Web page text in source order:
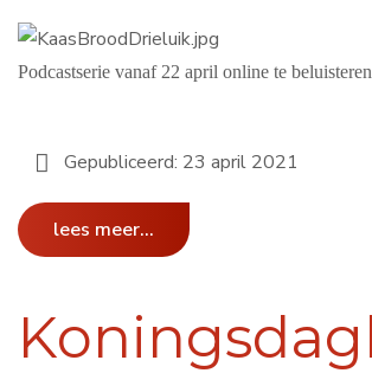
Podcastserie vanaf 22 april online te
Gepubliceerd: 23 april 2021
lees meer...